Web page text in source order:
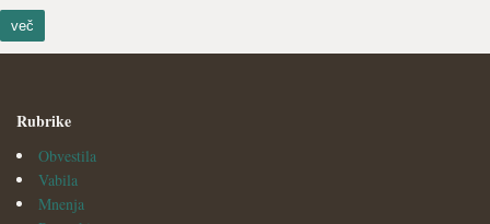
več
Rubrike
Obvestila
Vabila
Mnenja